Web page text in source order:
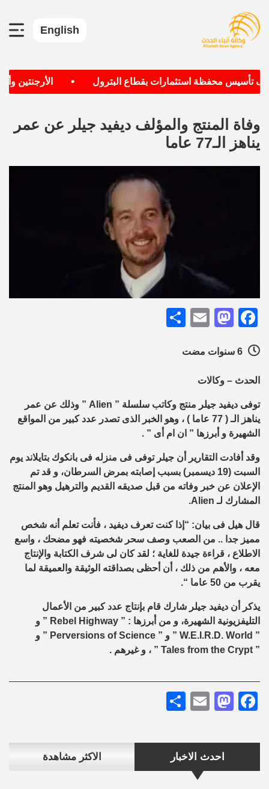
English
تأسيس محفظة استثمارات بقطاع البترول الأرجنتين
احدث الاخبار الاكثر مشاهدة
وفاة المنتج والمؤلف ديفيد جيلر عن عمر
يناهز الـ77 عاما
Facebook
Mastodon
Email
الحدث – وكالات
توفى ديفيد جيلر منتج وكاتب سلسلة ” Alien ” وذلك عن عمر
يناهز الـ ( 77 عاما ) ، وهو الخبر الذى تصدر عدد كبير من المواقع
الشهيرة و أبرزها ” ان ام أى ” .
وقد أفادت التقارير أن جيلر توفى فى منزله فى بانكوك بتايلاند يوم
السبت (19 ديسمبر) بسبب إصابته بمرض السرطان، و قد تم
الإعلان عن خبر وفاته من قبل صديقه القديم والترهيل وهو المنتج
المشارك لـ Alien
.
قال هيل فى بيان: “إذا كنت تعرف ديفيد ، فأنت تعلم أنه شخص
مميز جدا .. من الصعب وصف سحر شخصيته فهو مضحك ، واسع
الاطلاع ، قراءة جيدة للغاية ؛ لقد كان لى شرف الكتابة والإنتاج
معه ، والأهم من ذلك ، أن أحظى بصداقته الوثيقة والعميقة لما
يقرب من 50 عاما “.
يذكر أن ديفيد جيلر شارك قام بإنتاج عدد كبير من الأعمال
التليفزيونية الشهيرة، و من أبرزها : ” Rebel Highway ” و
”
W.E.I.R.D. World ” و ” Perversions of Science ” و
”
Tales from the Crypt ” ، و غيرهم .
Facebook
Mastodon
Email